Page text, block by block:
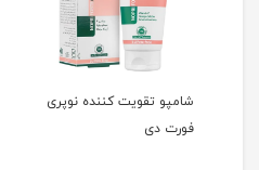
شامپو تقویت کننده نوپری
فورت دی